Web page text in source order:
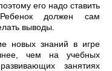
его надо ставить
должен сам
выводы.
новых знаний в игре
чем на учебных
занятиях